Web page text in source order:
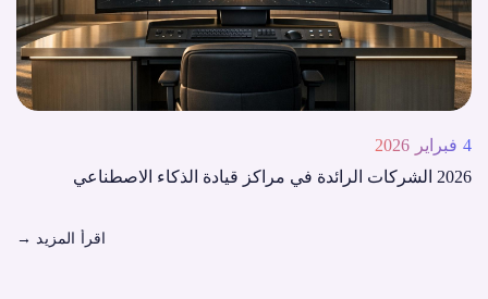
4 فبراير 2026
2026 الشركات الرائدة في مراكز قيادة الذكاء الاصطناعي
اقرأ المزيد →